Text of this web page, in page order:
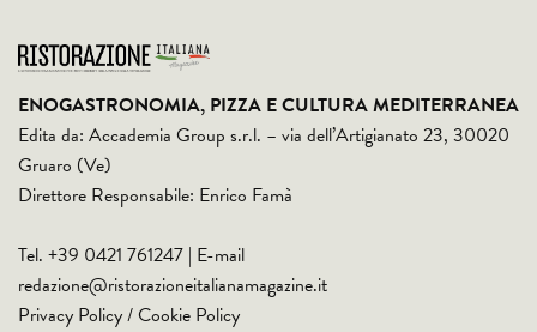
ENOGASTRONOMIA, PIZZA E CULTURA MEDITERRANEA
Edita da: Accademia Group s.r.l. – via dell’Artigianato 23, 30020
Gruaro (Ve)
Direttore Responsabile: Enrico Famà
Tel. +39 0421 761247 | E-mail
redazione@ristorazioneitalianamagazine.it
Privacy Policy/Cookie Policy